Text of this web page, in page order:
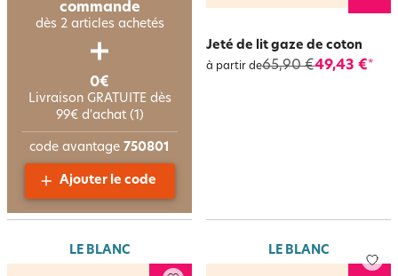
Jeté de lit gaze de coton
à partir de65,90 €49,43 €*
LE BLANC LE BLANC
commande
dès 2 articles achetés
0€
Livraison GRATUITE dès
99€ d'achat (1)
code avantage 750801
Ajouter le code